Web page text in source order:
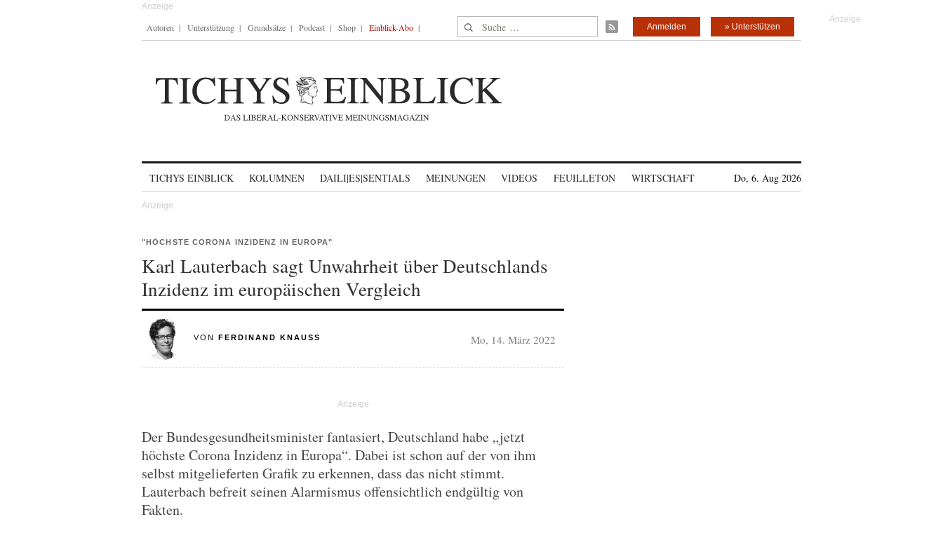
Autoren Unterstützung Grundsätze Podcast Shop Einblick-Abo Suche nach: » Unterstützen
Anmelden
TICHYS EINBLICK KOLUMNEN DAILI|ES|SENTIALS MEINUNGEN VIDEOS FEUILLETON WIRTSCHAFT Do, 6. Aug 2026
"HÖCHSTE CORONA INZIDENZ IN EUROPA"
Karl Lauterbach sagt Unwahrheit über Deutschlands
Inzidenz im europäischen Vergleich
VON FERDINAND KNAUSS Mo, 14. März 2022
Der Bundesgesundheitsminister fantasiert, Deutschland habe „jetzt
höchste Corona Inzidenz in Europa“. Dabei ist schon auf der von ihm
selbst mitgelieferten Grafik zu erkennen, dass das nicht stimmt.
Lauterbach befreit seinen Alarmismus offensichtlich endgültig von
Fakten.